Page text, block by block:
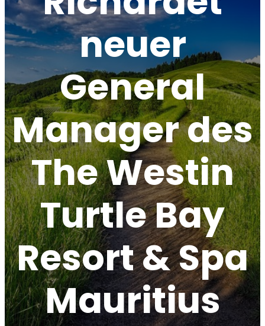
neuer
General
Manager des
The Westin
Turtle Bay
Resort & Spa
Mauritius